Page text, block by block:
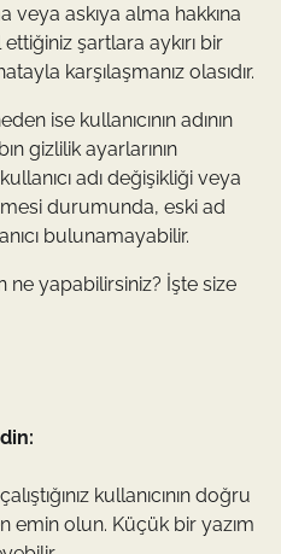
veya askıya alma hakkına
ettiğiniz şartlara aykırı bir
karşılaşmanız olasıdır.
ise kullanıcının adının
gizlilik ayarlarının
adı değişikliği veya
durumunda, eski ad
bulunamayabilir.
ne yapabilirsiniz? İşte size
kullanıcının doğru
emin olun. Küçük bir yazım